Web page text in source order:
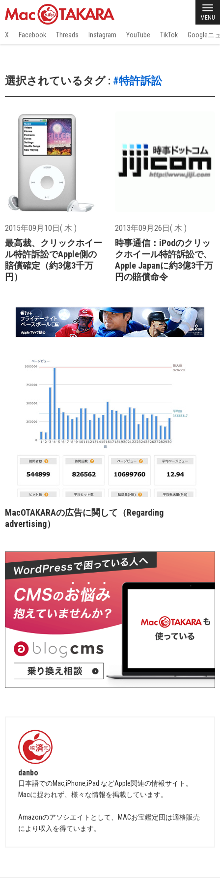
MENU
X Facebook Threads Instagram YouTube TikTok Googleニ
選択されているタグ : #特許訴訟
2015年09月10日( 木 )
最高裁、クリックホイー
ル特許訴訟でApple側の
賠償確定（約3億3千万
円）
2013年09月26日( 木 )
時事通信：iPodのクリッ
クホイール特許訴訟で、
Apple Japanに約3億3千万
円の賠償命令
MacOTAKARAの広告に関して（Regarding
advertising）
danbo
日本語でのMac,iPhone,iPad などApple関連の情報サイト。
Macに捉われず、様々な情報を掲載しています。
Amazonのアソシエイトとして、MACお宝鑑定団は適格販売
により収入を得ています。